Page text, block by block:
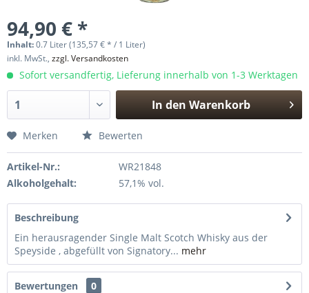
94,90 € *
Inhalt:0.7 Liter (135,57 € * / 1 Liter)
inkl. MwSt., zzgl. Versandkosten
Sofort versandfertig, Lieferung innerhalb von 1-3 Werktagen
In den Warenkorb
Merken Bewerten
Artikel-Nr.:
WR21848
Alkoholgehalt:
57,1% vol.
Beschreibung
Ein herausragender Single Malt Scotch Whisky aus der
Speyside , abgefüllt von Signatory... mehr
Bewertungen
0